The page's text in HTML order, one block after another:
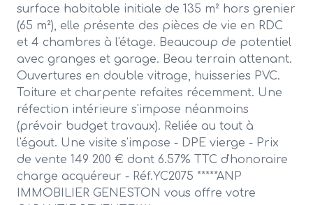
surface habitable initiale de 135 m² hors grenier
(65 m²), elle présente des pièces de vie en RDC
et 4 chambres à l'étage. Beaucoup de potentiel
avec granges et garage. Beau terrain attenant.
Ouvertures en double vitrage, huisseries PVC.
Toiture et charpente refaites récemment. Une
réfection intérieure s'impose néanmoins
(prévoir budget travaux). Reliée au tout à
l'égout. Une visite s'impose - DPE vierge - Prix
de vente 149 200 € dont 6.57% TTC d'honoraire
charge acquéreur - Réf.YC2075 *****ANP
IMMOBILIER GENESTON vous offre votre